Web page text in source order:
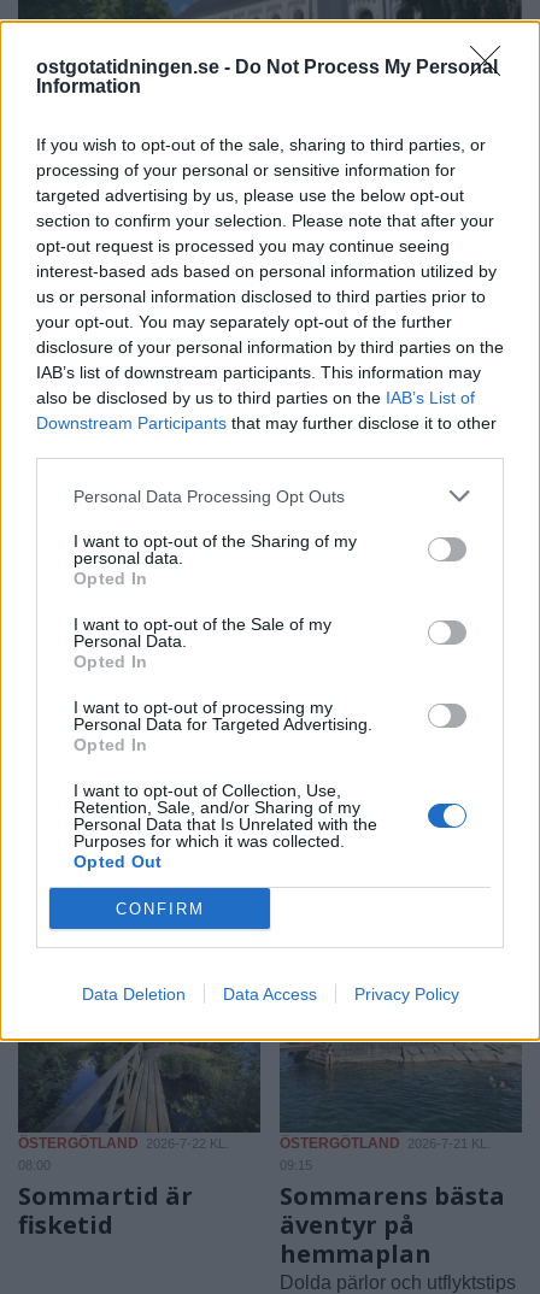
ostgotatidningen.se - Do Not Process My Personal
Information
If you wish to opt-out of the sale, sharing to third parties, or
processing of your personal or sensitive information for
targeted advertising by us, please use the below opt-out
section to confirm your selection. Please note that after your
opt-out request is processed you may continue seeing
interest-based ads based on personal information utilized by
us or personal information disclosed to third parties prior to
your opt-out. You may separately opt-out of the further
disclosure of your personal information by third parties on the
IAB’s list of downstream participants. This information may
also be disclosed by us to third parties on the IAB’s List of
Downstream Participants that may further disclose it to other
Personal Data Processing Opt Outs
I want to opt-out of the Sharing of my
personal data.
Opted In
I want to opt-out of the Sale of my
Personal Data.
Opted In
I want to opt-out of processing my
Personal Data for Targeted Advertising.
Opted In
I want to opt-out of Collection, Use,
Retention, Sale, and/or Sharing of my
Personal Data that Is Unrelated with the
Purposes for which it was collected.
Opted Out
CONFIRM
Data Deletion Data Access Privacy Policy
PÅ STARTSIDAN JUST NU
Vågar du testa glass
som smakar mesost
eller whiskey?
ÖSTERGÖTLAND
2026-7-22 KL.
08:00
Sommartid är
fisketid
ÖSTERGÖTLAND
2026-7-21 KL.
09:15
Sommarens bästa
äventyr på
hemmaplan
Dolda pärlor och utflyktstips